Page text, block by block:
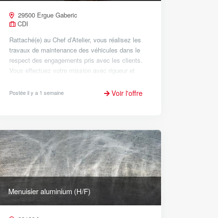
29500 Ergue Gaberic
CDI
Rattaché(e) au Chef d’Atelier, vous réalisez les
travaux de maintenance des véhicules dans le
respect des engagements pris avec les clients.
Vous effectuez votre mission avec rigueur et
constructeurs...
Postée il y a 1 semaine Voir l'offre
Menuisier aluminium (H/F)